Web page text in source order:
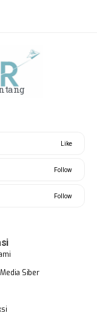
Like
Follow
Follow
Siber